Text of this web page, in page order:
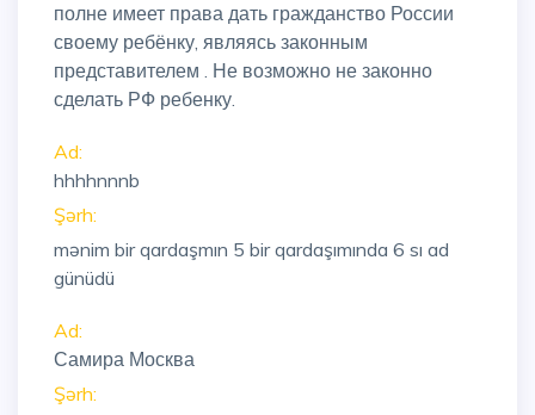
полне имеет права дать гражданство России
своему ребёнку, являясь законным
представителем . Не возможно не законно
сделать РФ ребенку.
Ad:
hhhhnnnb
Şərh:
mənim bir qardaşmın 5 bir qardaşımında 6 sı ad
günüdü
Ad:
Самира Москва
Şərh: